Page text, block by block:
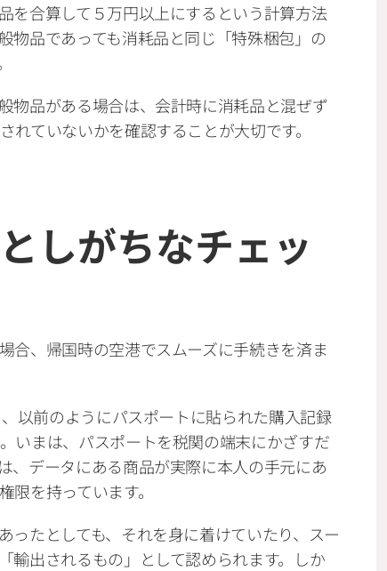
を合算して５万円以上にするという計算方法
物品であっても消耗品と同じ「特殊梱包」の
物品がある場合は、会計時に消耗品と混ぜず
ていないかを確認することが大切です。
しがちなチェッ
合、帰国時の空港でスムーズに手続きを済ま
以前のようにパスポートに貼られた購入記録
いまは、パスポートを税関の端末にかざすだ
、データにある商品が実際に本人の手元にあ
限を持っています。
ったとしても、それを身に着けていたり、スー
輸出されるもの」として認められます。しか